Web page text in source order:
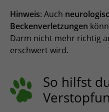
Hinweis: Auch
Beckenverletzungen
Darm nicht mehr richtig
erschwert wird.
So hilfst